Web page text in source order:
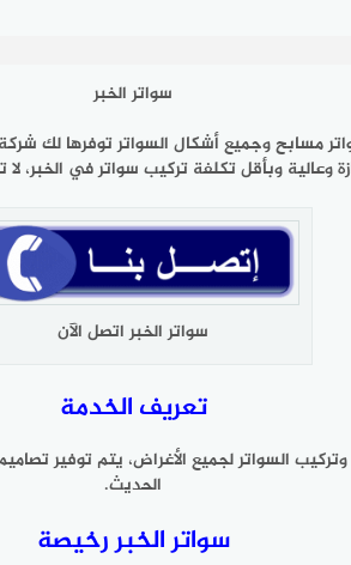
سواتر الخبر
سواتر مسابح وجميع أشكال السواتر توفرها
وعالية وبأقل تكلفة تركيب سواتر في الخبر،
سواتر الخبر اتصل الآن
تعريف الخدمة
السواتر لجميع الأغراض، يتم توفير
الحديث.
سواتر الخبر رخيصة